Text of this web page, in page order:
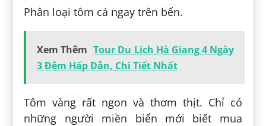
Phân loại tôm cá ngay trên bến.
Xem Thêm Tour Du Lịch Hà Giang 4 Ngày
3 Đêm Hấp Dẫn, Chi Tiết Nhất
Tôm vàng rất ngon và thơm thịt. Chỉ có
những người miền biển mới biết mua